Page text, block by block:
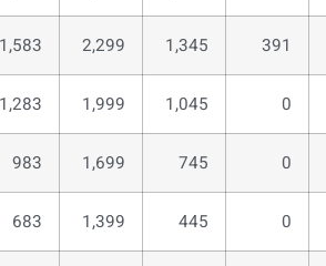
391
1,345
2,299
1,583
0
1,045
1,999
1,283
0
745
1,699
983
0
445
1,399
683